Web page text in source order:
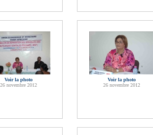
Voir la photo
26 novembre 2012
Voir la photo
26 novembre 2012